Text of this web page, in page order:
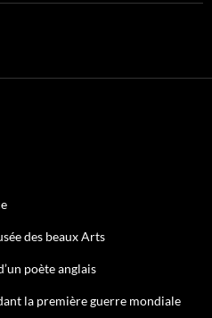
des beaux Arts
poète anglais
la première guerre mondiale